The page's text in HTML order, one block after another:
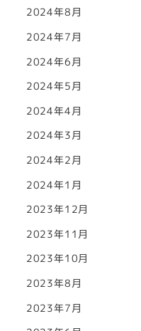
2024年8月
2024年7月
2024年6月
2024年5月
2024年4月
2024年3月
2024年2月
2024年1月
2023年12月
2023年11月
2023年10月
2023年8月
2023年7月